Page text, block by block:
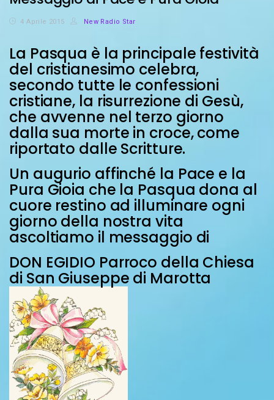
4 Aprile 2015 New Radio Star
La Pasqua è la principale festività
del cristianesimo celebra,
secondo tutte le confessioni
cristiane, la risurrezione di Gesù,
che avvenne nel terzo giorno
dalla sua morte in croce, come
riportato dalle Scritture.
Un augurio affinché la Pace e la
Pura Gioia che la Pasqua dona al
cuore restino ad illuminare ogni
giorno della nostra vita
ascoltiamo il messaggio di
DON EGIDIO Parroco della Chiesa
di San Giuseppe di Marotta